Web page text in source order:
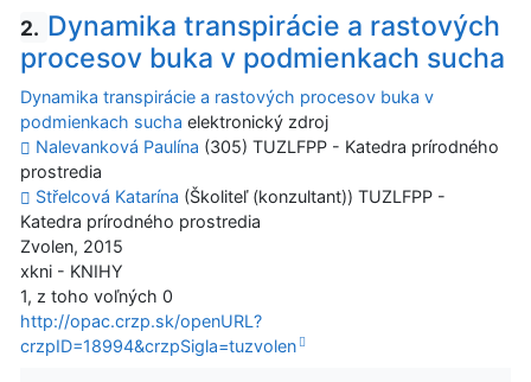
2. Dynamika transpirácie a rastových
procesov buka v podmienkach sucha
Dynamika transpirácie a rastových procesov buka v
podmienkach sucha elektronický zdroj
Nalevanková Paulína (305) TUZLFPP - Katedra prírodného
prostredia
Střelcová Katarína (Školiteľ (konzultant)) TUZLFPP -
Katedra prírodného prostredia
Zvolen, 2015
xkni - KNIHY
1, z toho voľných 0
http://opac.crzp.sk/openURL?
crzpID=18994&crzpSigla=tuzvolen